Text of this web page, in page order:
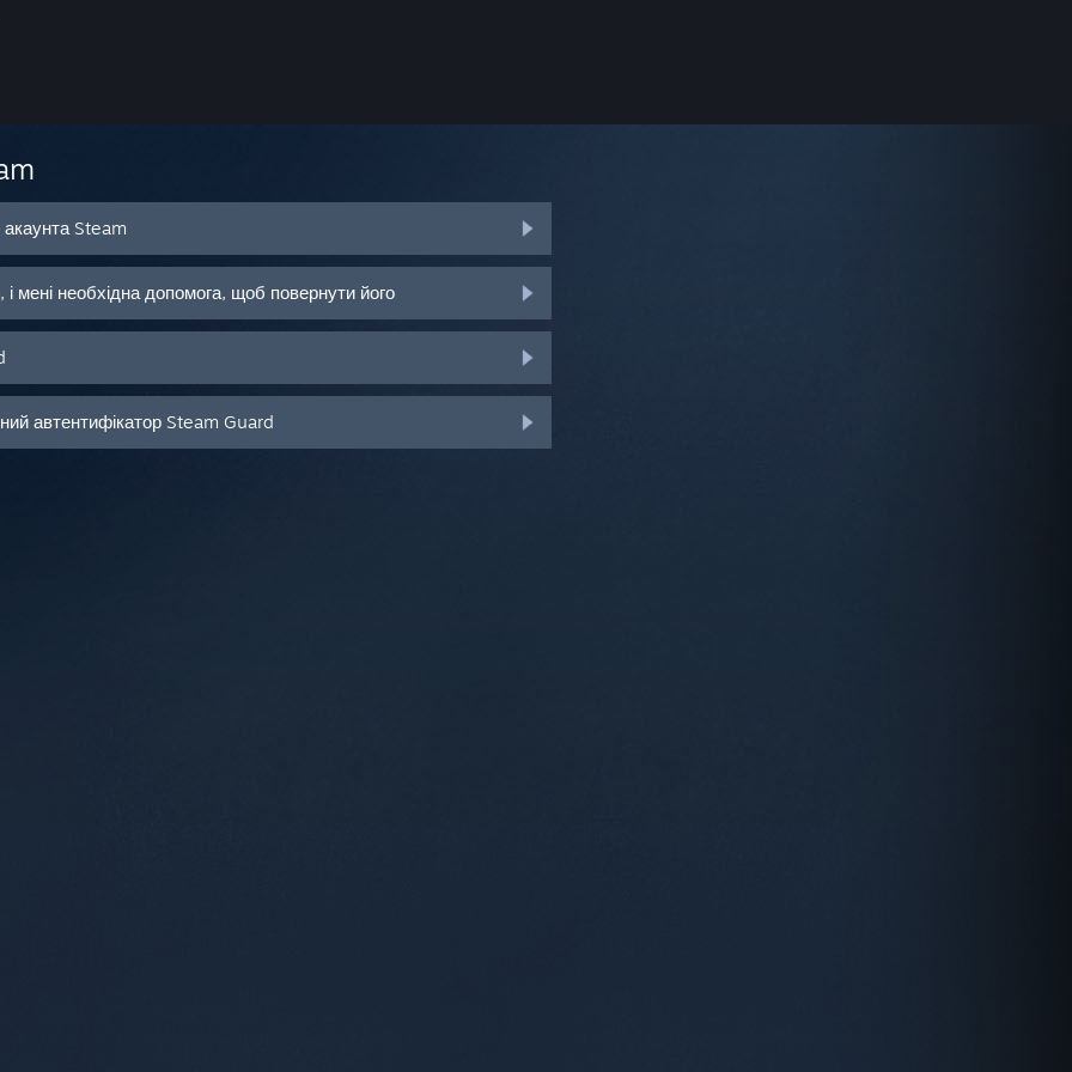
акаунта Steam
мені необхідна допомога, щоб повернути його
автентифікатор Steam Guard